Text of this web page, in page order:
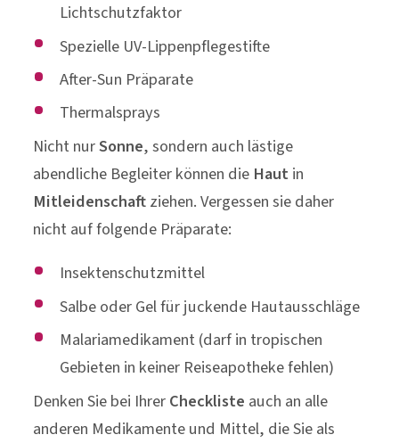
Lichtschutzfaktor
Spezielle UV-Lippenpflegestifte
After-Sun Präparate
Thermalsprays
Nicht nurSonne, sondern auch lästige
abendliche Begleiter können die Hautin
Mitleidenschaftziehen. Vergessen sie daher
nicht auf folgende Präparate:
Insektenschutzmittel
Salbe oder Gel für juckende Hautausschläge
Malariamedikament (darf in tropischen
Gebieten in keiner Reiseapotheke fehlen)
Denken Sie bei IhrerCheckliste auch an alle
anderen Medikamente und Mittel, die Sie als